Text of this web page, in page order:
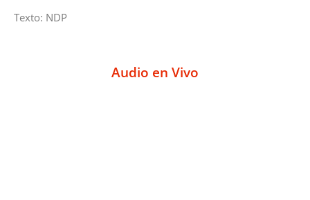
Texto: NDP
Audio en Vivo